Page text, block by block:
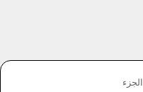
الجزء